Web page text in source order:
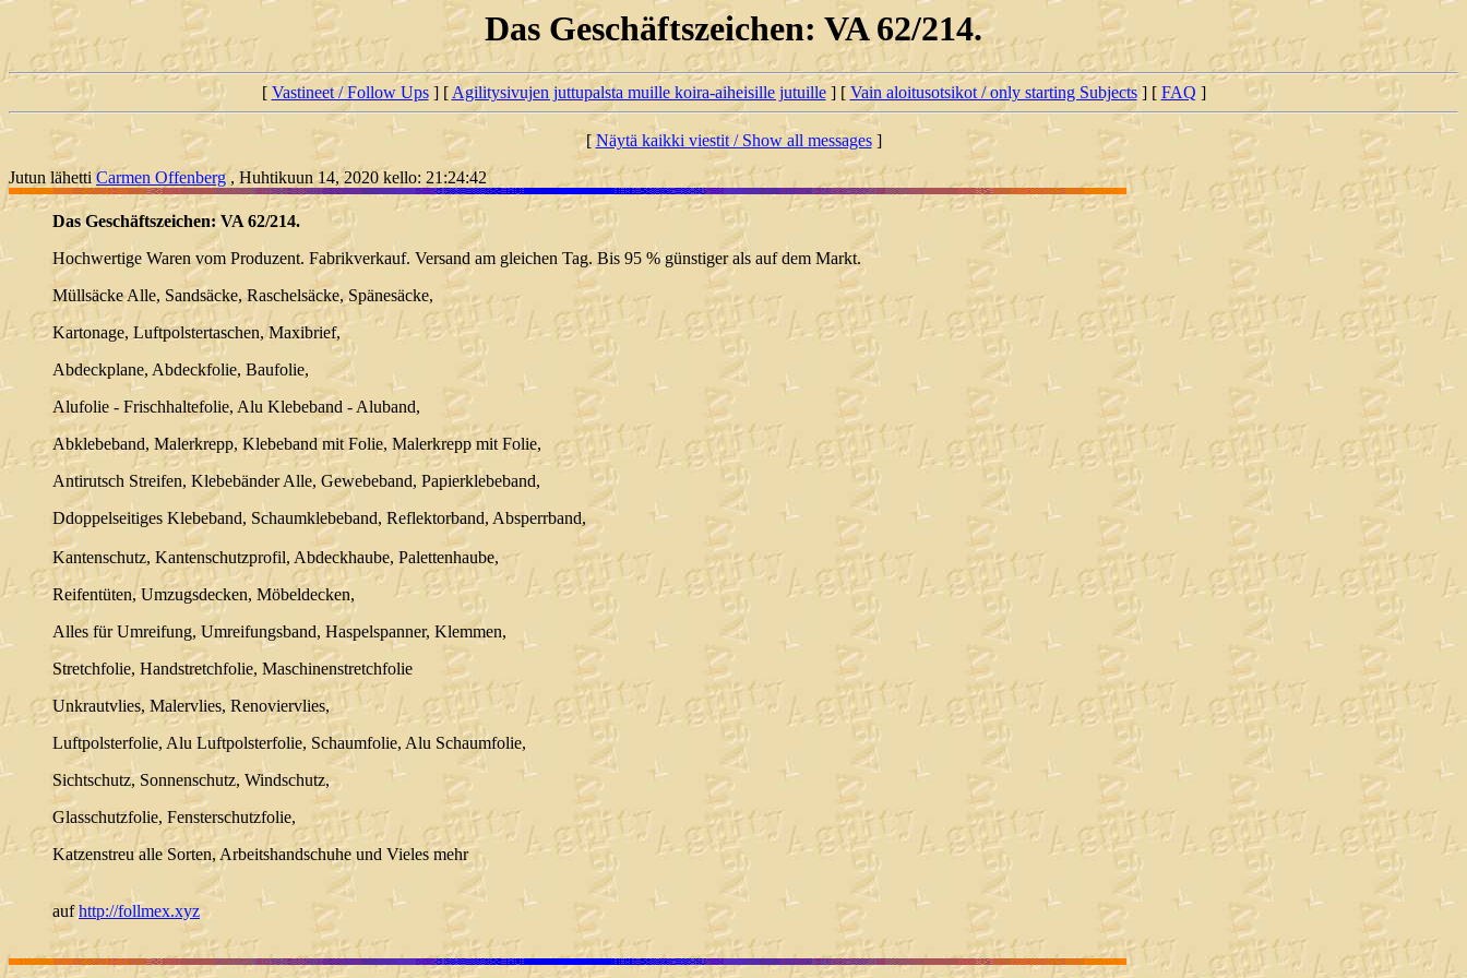
Das Geschäftszeichen: VA 62/214.
[ Vastineet / Follow Ups] [Agilitysivujen juttupalsta muille koira-aiheisille jutuille] [ Vain aloitusotsikot / only starting Subjects] [ FAQ ]
[Näytä kaikki viestit / Show all messages]
Jutun lähettiCarmen Offenberg, Huhtikuun 14, 2020 kello: 21:24:42
Das Geschäftszeichen: VA 62/214.
Hochwertige Waren vom Produzent. Fabrikverkauf. Versand am gleichen Tag. Bis 95 % günstiger als auf dem Markt.
Müllsäcke Alle, Sandsäcke, Raschelsäcke, Spänesäcke,
Kartonage, Luftpolstertaschen, Maxibrief,
Abdeckplane, Abdeckfolie, Baufolie,
Alufolie - Frischhaltefolie, Alu Klebeband - Aluband,
Abklebeband, Malerkrepp, Klebeband mit Folie, Malerkrepp mit Folie,
Antirutsch Streifen, Klebebänder Alle, Gewebeband, Papierklebeband,
Ddoppelseitiges Klebeband, Schaumklebeband, Reflektorband, Absperrband,
Kantenschutz, Kantenschutzprofil, Abdeckhaube, Palettenhaube,
Reifentüten, Umzugsdecken, Möbeldecken,
Alles für Umreifung, Umreifungsband, Haspelspanner, Klemmen,
Stretchfolie, Handstretchfolie, Maschinenstretchfolie
Unkrautvlies, Malervlies, Renoviervlies,
Luftpolsterfolie, Alu Luftpolsterfolie, Schaumfolie, Alu Schaumfolie,
Sichtschutz, Sonnenschutz, Windschutz,
Glasschutzfolie, Fensterschutzfolie,
Katzenstreu alle Sorten, Arbeitshandschuhe und Vieles mehr
aufhttp://follmex.xyz